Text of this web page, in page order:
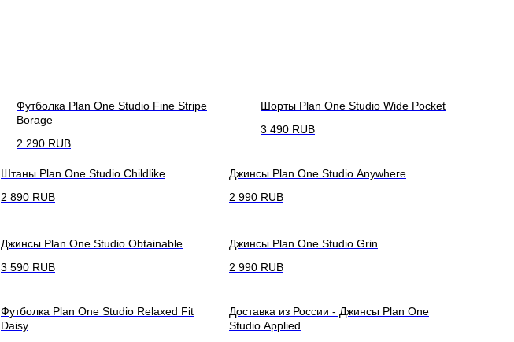
Футболка Plan One Studio Fine Stripe
Borage
2 290 RUB
Шорты Plan One Studio Wide Pocket
3 490 RUB
Штаны Plan One Studio Childlike
2 890 RUB
Джинсы Plan One Studio Anywhere
2 990 RUB
Джинсы Plan One Studio Obtainable
3 590 RUB
Джинсы Plan One Studio Grin
2 990 RUB
Футболка Plan One Studio Relaxed Fit
Daisy
Доставка из России - Джинсы Plan One
Studio Applied